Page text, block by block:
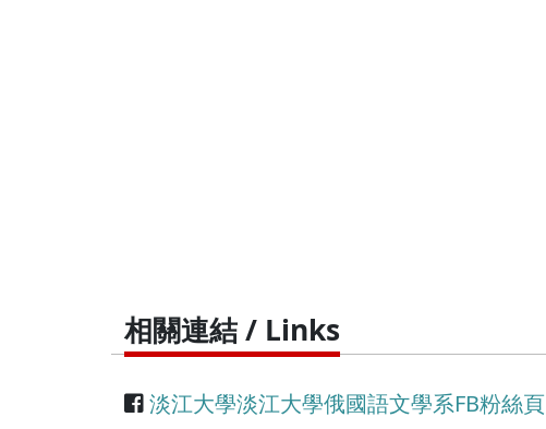
相關連結 / Links
淡江大學淡江大學俄國語文學系FB粉絲頁